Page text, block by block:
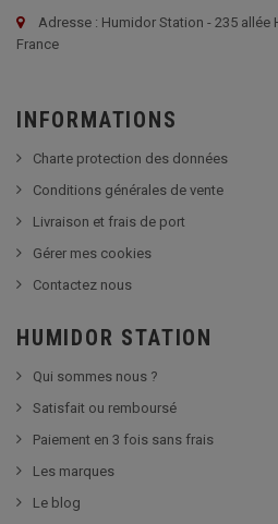
Adresse : Humidor Station - 235 allée
France
INFORMATIONS
Charte protection des données
Conditions générales de vente
Livraison et frais de port
Gérer mes cookies
Contactez nous
HUMIDOR STATION
Qui sommes nous ?
Satisfait ou remboursé
Paiement en 3 fois sans frais
Les marques
Le blog